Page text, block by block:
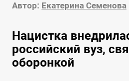
Автор: Екатерина Семенова
Нацистка
российский вуз,
оборонкой